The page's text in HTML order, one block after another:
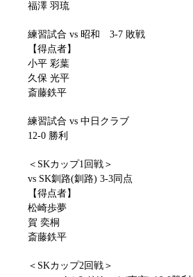
福澤 羽琉
練習試合 vs 昭和 3-7 敗戦
【得点者】
小平 彩葉
久保 光平
斎藤鉄平
練習試合 vs 中日クラブ
12-0 勝利
＜SKカップ1回戦＞
vs SK釧路(釧路) 3-3同点
【得点者】
松崎歩夢
賀 奕桐
斎藤鉄平
＜SKカップ2回戦＞